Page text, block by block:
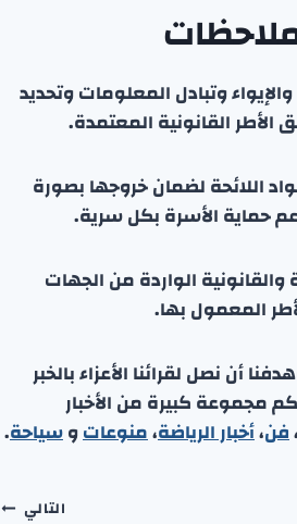
وتبادل المعلومات وتحديد
القانونية المعتمدة.
اللائحة لضمان خروجها بصورة
حماية الأسرة بكل سرية.
الواردة من الجهات
المعمول بها.
أن نصل لقرائنا الأعزاء بالخبر
مجموعة كبيرة من الأخبار
،فن،أخبار الرياضة،منوعاتوسياحة.
التالي